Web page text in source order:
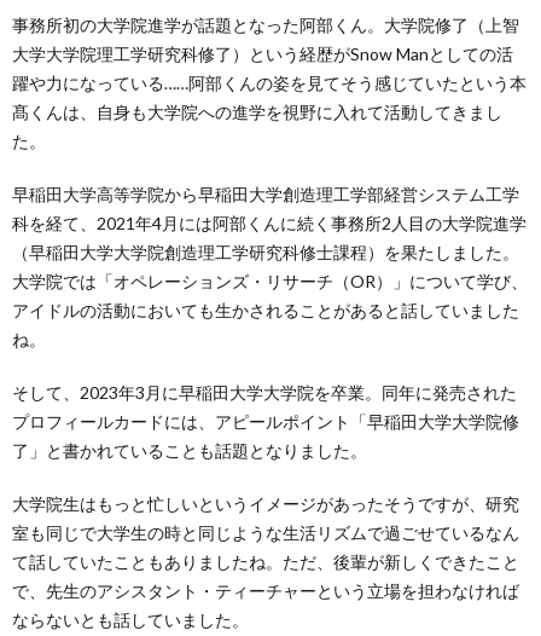
事務所初の大学院進学が話題となった阿部くん。大学院修了（上智
大学大学院理工学研究科修了）という経歴がSnow Manとしての活
躍や力になっている……阿部くんの姿を見てそう感じていたという本
髙くんは、自身も大学院への進学を視野に入れて活動してきまし
た。
早稲田大学高等学院から早稲田大学創造理工学部経営システム工学
科を経て、2021年4月には阿部くんに続く事務所2人目の大学院進学
（早稲田大学大学院創造理工学研究科修士課程）を果たしました。
大学院では「オペレーションズ・リサーチ（OR）」について学び、
アイドルの活動においても生かされることがあると話していました
ね。
そして、2023年3月に早稲田大学大学院を卒業。同年に発売された
プロフィールカードには、アピールポイント「早稲田大学大学院修
了」と書かれていることも話題となりました。
大学院生はもっと忙しいというイメージがあったそうですが、研究
室も同じで大学生の時と同じような生活リズムで過ごせているなん
て話していたこともありましたね。ただ、後輩が新しくできたこと
で、先生のアシスタント・ティーチャーという立場を担わなければ
ならないとも話していました。